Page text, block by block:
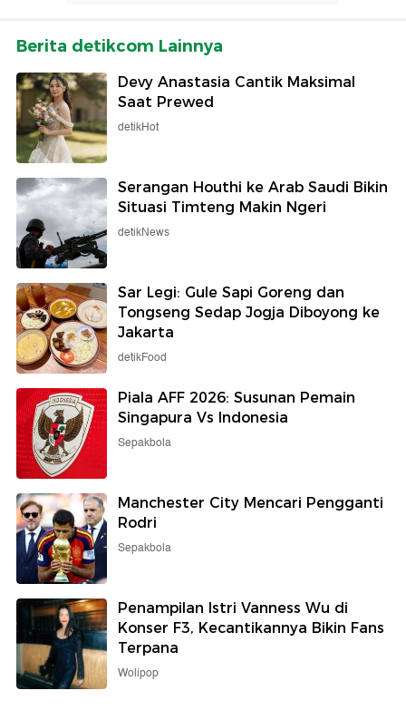
Berita detikcom Lainnya
Devy Anastasia Cantik Maksimal
Saat Prewed
detikHot
Serangan Houthi ke Arab Saudi Bikin
Situasi Timteng Makin Ngeri
detikNews
Sar Legi: Gule Sapi Goreng dan
Tongseng Sedap Jogja Diboyong ke
Jakarta
detikFood
Piala AFF 2026: Susunan Pemain
Singapura Vs Indonesia
Sepakbola
Manchester City Mencari Pengganti
Rodri
Sepakbola
Penampilan Istri Vanness Wu di
Konser F3, Kecantikannya Bikin Fans
Terpana
Wolipop